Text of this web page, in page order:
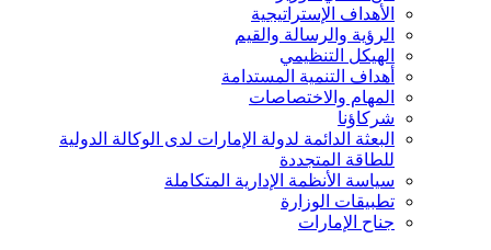
الأهداف الإستراتيجية
الرؤية والرسالة والقيم
الهيكل التنظيمي
أهداف التنمية المستدامة
المهام والاختصاصات
شركاؤنا
البعثة الدائمة لدولة الإمارات لدى الوكالة الدولية
للطاقة المتجددة
سياسة الأنظمة الإدارية المتكاملة
تطبيقات الوزارة
جناح الإمارات